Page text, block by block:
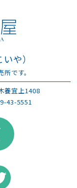
や）
です。
養宜上1408
43-5551